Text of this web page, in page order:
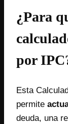
¿Para
por
Esta
permite
deuda, una